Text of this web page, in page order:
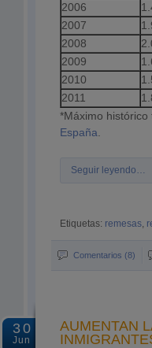
2006
2007
2008
2009
2010
2011
*Máximo
España
Seguir leyendo…
Etiquetas: remesas,
Comentarios (8)
30
Jun
AUMENTAN